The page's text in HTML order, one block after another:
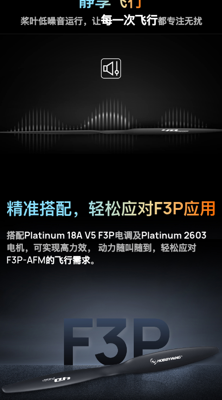
桨叶低噪音运行，让每一次飞行都专注无扰
精准搭配，轻松应对F3P应用
搭配Platinum 18A V5 F3P电调及Platinum 2603
电机，可实现高力效， 动力随叫随到，轻松应对
F3P-AFM的飞行需求。